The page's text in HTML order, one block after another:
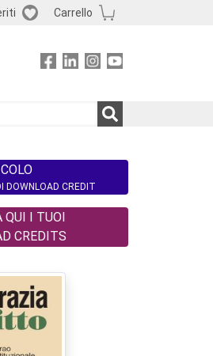
Carrello
DOWNLOAD CREDIT
QUI I TUOI
CREDITS